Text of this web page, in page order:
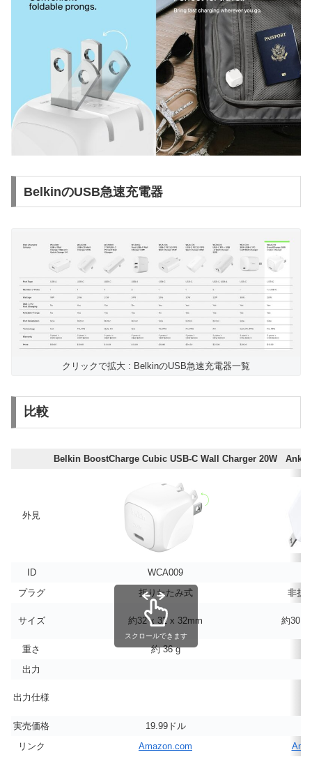
BelkinのUSB急速充電器
クリックで拡大 : BelkinのUSB急速充電器一覧
比較
Belkin BoostCharge Cubic USB-C Wall Charger 20W
外見
ID WCA009
プラグ
折りたたみ式 非折
サイズ 約32 x 32 x 32mm 約30 ×
重さ 約 36 g
出力
出力仕様
実売価格 19.99ドル
リンク
Amazon.com
スクロールできます